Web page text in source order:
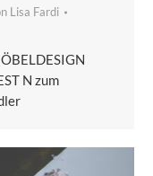
Lisa Fardi
N zum